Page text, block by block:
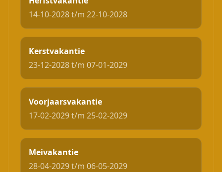
14-10-2028 t/m 22-10-2028
Kerstvakantie
23-12-2028 t/m 07-01-2029
Voorjaarsvakantie
17-02-2029 t/m 25-02-2029
Meivakantie
28-04-2029 t/m 06-05-2029